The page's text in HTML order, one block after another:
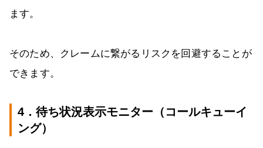
ます。
そのため、クレームに繋がるリスクを回避することが
できます。
4．待ち状況表示モニター（コールキューイ
ング）